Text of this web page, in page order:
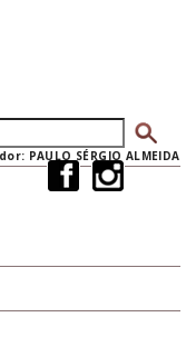
de busca
PAULO SÉRGIO ALMEIDA